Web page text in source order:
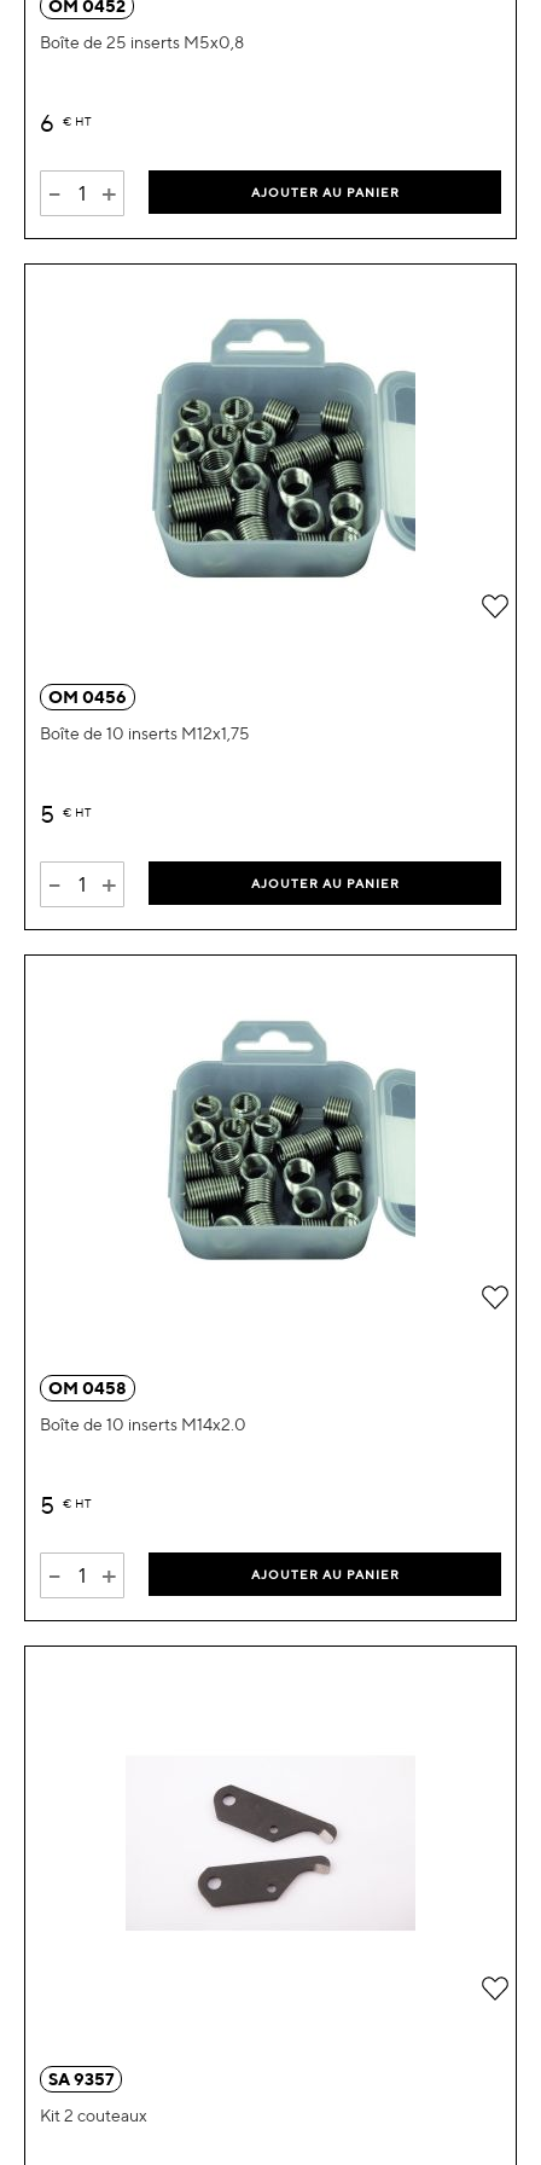
OM 0452
Boîte de 25 inserts M5x0,8
6 € HT
- + AJOUTER AU PANIER
OM 0456
Boîte de 10 inserts M12x1,75
5 € HT
- + AJOUTER AU PANIER
OM 0458
Boîte de 10 inserts M14x2.0
5 € HT
- + AJOUTER AU PANIER
SA 9357
Kit 2 couteaux